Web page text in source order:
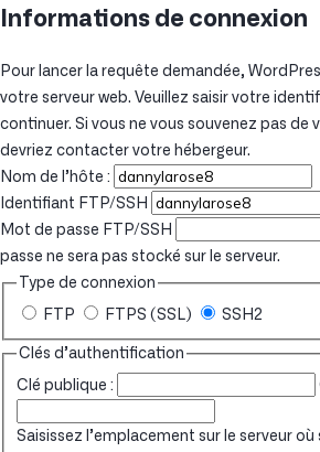
Informations de connexion
Pour lancer la requête demandée,
votre serveur web. Veuillez saisir votre
continuer. Si vous ne vous souvenez pas de
devriez contacter votre hébergeur.
Nom de l’hôte :
Identifiant FTP/SSH
Mot de passe FTP/SSH
passe ne sera pas stocké sur le serveur.
Type de connexion
FTP FTPS (SSL) SSH2
Clés d’authentification
Clé publique :
Saisissez l’emplacement sur le serveur